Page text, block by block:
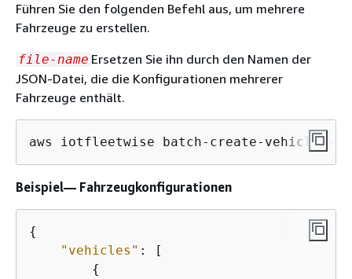
Führen Sie den folgenden Befehl aus, um mehrere
Fahrzeuge zu erstellen.
file-name Ersetzen Sie ihn durch den Namen der
JSON-Datei, die die Konfigurationen mehrerer
Fahrzeuge enthält.
aws iotfleetwise batch-create-vehicle
Beispiel— Fahrzeugkonfigurationen
{
"vehicles" : [
{